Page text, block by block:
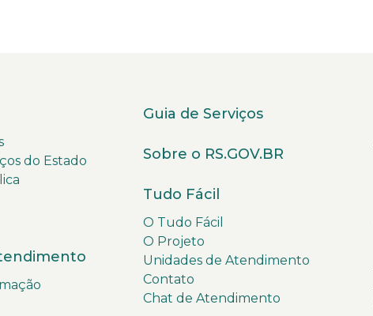
do Estado
Guia de Serviços
Sobre o RS.GOV.BR
Tudo Fácil
O Tudo Fácil
O Projeto
Unidades de Atendimento
Contato
Chat de Atendimento